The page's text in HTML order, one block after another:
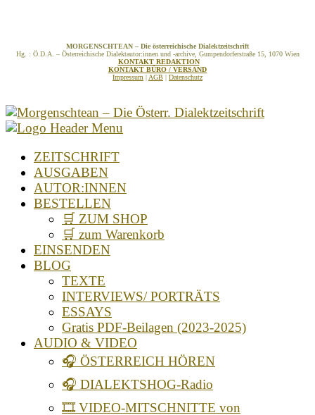
MORGENSCHTEAN – Die österreichische Dialektzeitschrift
Hg. : Ö.D.A. – Österreichische Dialektautor:innen und -archive, Gumpendorferstraße 15, 1070 Wien
KONTAKT REDAKTION
KONTAKT BÜRO / VERSAND
Impressum | AGB | Datenschutz
ZEITSCHRIFT
AUSGABEN
AUTOR:INNEN
BESTELLEN
🛒 ZUM SHOP
🛒 zum Warenkorb
EINSENDEN
BLOG
TEXTE
INTERVIEWS/ PORTRÄTS
ESSAYS
Gratis PDF-Beilagen (2023-2025)
AUDIO & VIDEO
🎧 ÖSTERREICH HÖREN
🎧 DIALEKTSHOG-Radio
🎞️ VIDEO-MITSCHNITTE von